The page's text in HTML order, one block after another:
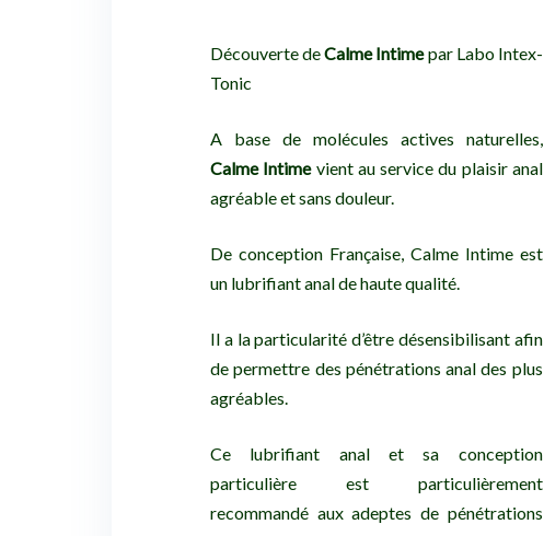
Découverte deCalme Intimepar Labo Intex-
Tonic
A base de molécules actives naturelles,
Calme Intimevient au service du plaisir anal
agréable et sans douleur.
De conception Française, Calme Intime est
un lubrifiant anal de haute qualité.
Il a la particularité d’être désensibilisant afin
de permettre des pénétrations anal des plus
agréables.
Ce lubrifiant anal et sa conception
particulière est particulièrement
recommandé aux adeptes de pénétrations